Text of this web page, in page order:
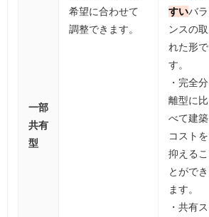
一部
共有
型
希望に合わせて
調整できます。
すいバラ
ンスの取
れた形で
す。
・完全分
離型に比
べて建築
コストを
抑えるこ
とができ
ます。
・共有ス